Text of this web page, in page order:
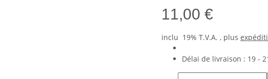
11,00 €
inclu 19% T.V.A. , plus
Délai de livraison : 19 -